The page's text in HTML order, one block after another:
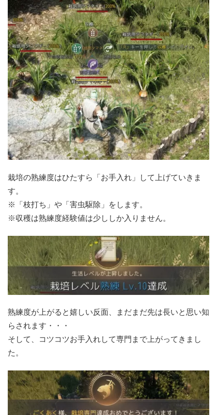
栽培の熟練度はひたすら「お手入れ」して上げていきま
す。
※「枝打ち」や「害虫駆除」をします。
※収穫は熟練度経験値は少ししか入りません。
熟練度が上がると嬉しい反面、まだまだ先は長いと思い知
らされます・・・
そして、コツコツお手入れして専門まで上がってきまし
た。